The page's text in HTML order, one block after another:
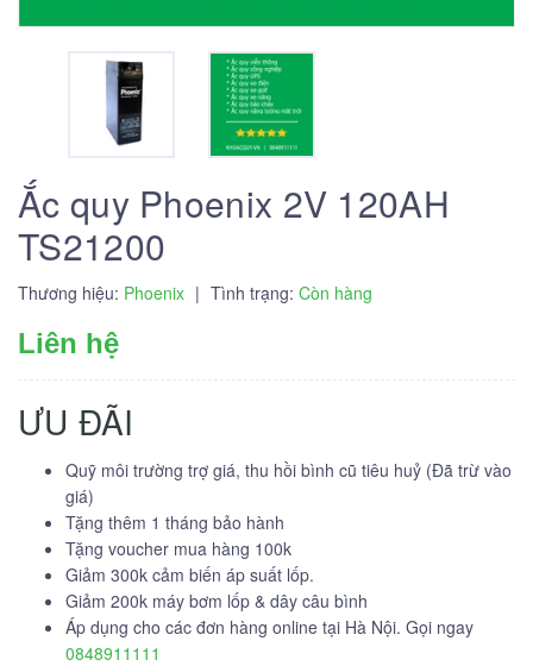
Ắc quy Phoenix 2V 120AH
TS21200
Thương hiệu: Phoenix | Tình trạng: Còn hàng
Liên hệ
ƯU ĐÃI
Quỹ môi trường trợ giá, thu hồi bình cũ tiêu huỷ (Đã trừ vào
giá)
Tặng thêm 1 tháng bảo hành
Tặng voucher mua hàng 100k
Giảm 300k cảm biến áp suất lốp.
Giảm 200k máy bơm lốp & dây câu bình
Áp dụng cho các đơn hàng online tại Hà Nội. Gọi ngay
0848911111